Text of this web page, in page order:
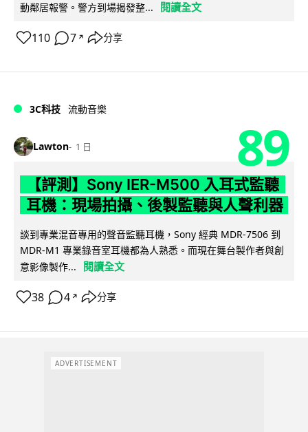
動鄰居報警。警方到場揭發整... 閱讀全文
110 7 ↗ 分享
3C科技 流動音樂
Lawton 1 日 89
【評測】Sony IER-M500 入耳式監聽
耳機：現場拍攝、後製監聽與人聲利器
談到專業混音專用的聲音監聽耳機，Sony 經典 MDR-7506 到
MDR-M1 專業錄音室耳機都為人熟悉。而現在舞台製作者與創
意影像製作...
閱讀全文
38 4 ↗ 分享
ADVERTISEMENT